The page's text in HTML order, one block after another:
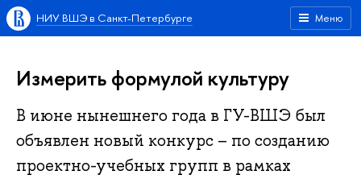
Меню
НИУ ВШЭ в Санкт-Петербурге
Измерить формулой культуру
В июне нынешнего года в ГУ-ВШЭ был
объявлен новый конкурс – по созданию
проектно-учебных групп в рамках